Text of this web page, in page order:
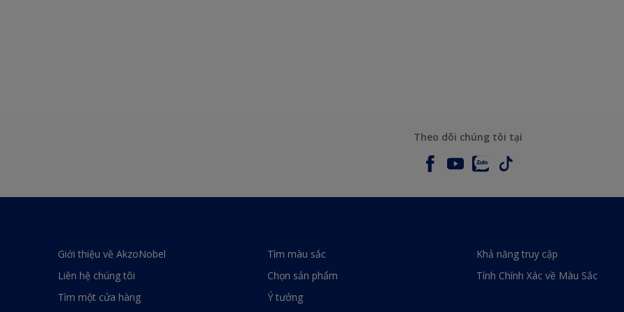
Theo dõi chúng tôi tại
Giới thiệu về AkzoNobel
Liên hệ chúng tôi
Tìm một cửa hàng
Tìm màu sắc
Chọn sản phẩm
Ý tưởng
Khả năng truy cập
Tính Chính Xác về Màu Sắc